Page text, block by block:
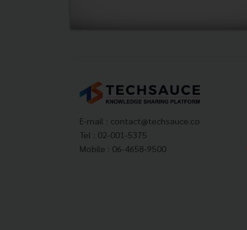
E-mail : contact@techsauce.co
Tel : 02-001-5375
Mobile : 06-4658-9500